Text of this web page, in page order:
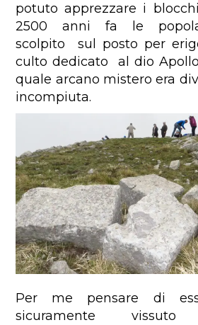
potuto apprezzare i
2500 anni fa le
scolpito sul posto per
culto dedicato al dio
quale arcano mistero era
incompiuta.
Per me pensare di
sicuramente vissuto